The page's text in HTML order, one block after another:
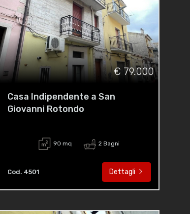
€ 79.000
Casa Indipendente a San
Giovanni Rotondo
90 mq 2 Bagni
Cod. 4501 Dettagli